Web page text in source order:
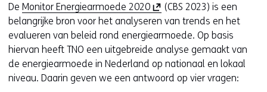
e
t
e
u
w
v
e
n
De Monitor Energiearmoede 2020(
o
p
e
n
t
(CBS 2023) is een
belangrijke bron voor het analyseren van trends en het
evalueren van beleid rond energiearmoede. Op basis
hiervan heeft TNO een uitgebreide analyse gemaakt van
de energiearmoede in Nederland op nationaal en lokaal
niveau. Daarin geven we een antwoord op vier vragen: